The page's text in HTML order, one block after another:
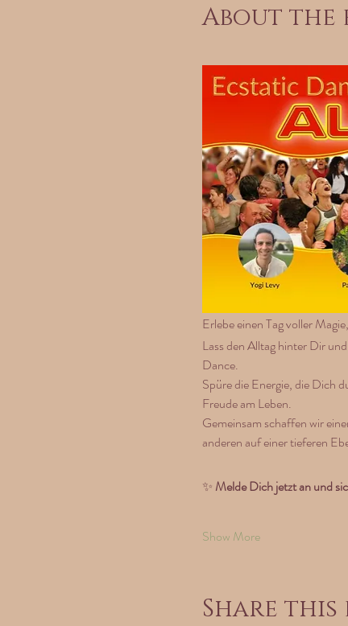
About the
Erlebe einen Tag voller
Lass den Alltag hinter Dir
Dance.
Spüre die Energie, die Dich
Freude am Leben.
Gemeinsam schaffen wir
anderen auf einer tieferen
✨ Melde Dich jetzt an und
Show More
Share this